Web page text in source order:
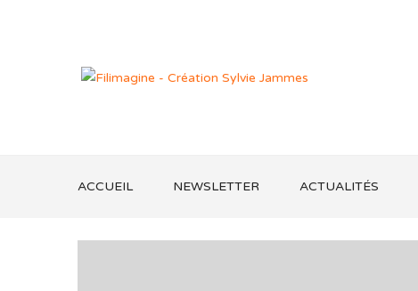
ACCUEIL NEWSLETTER ACTUALITÉS